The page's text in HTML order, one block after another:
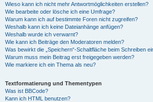
Wieso kann ich nicht mehr Antwortmöglichkeiten erstellen?
Wie bearbeite oder lösche ich eine Umfrage?
Warum kann ich auf bestimmte Foren nicht zugreifen?
Weshalb kann ich keine Dateianhänge anfügen?
Weshalb wurde ich verwarnt?
Wie kann ich Beiträge den Moderatoren melden?
Was bewirkt die „Speichern“-Schaltfläche beim Schreiben
Warum muss mein Beitrag erst freigegeben werden?
Wie markiere ich ein Thema als neu?
Textformatierung und Thementypen
Was ist BBCode?
Kann ich HTML benutzen?